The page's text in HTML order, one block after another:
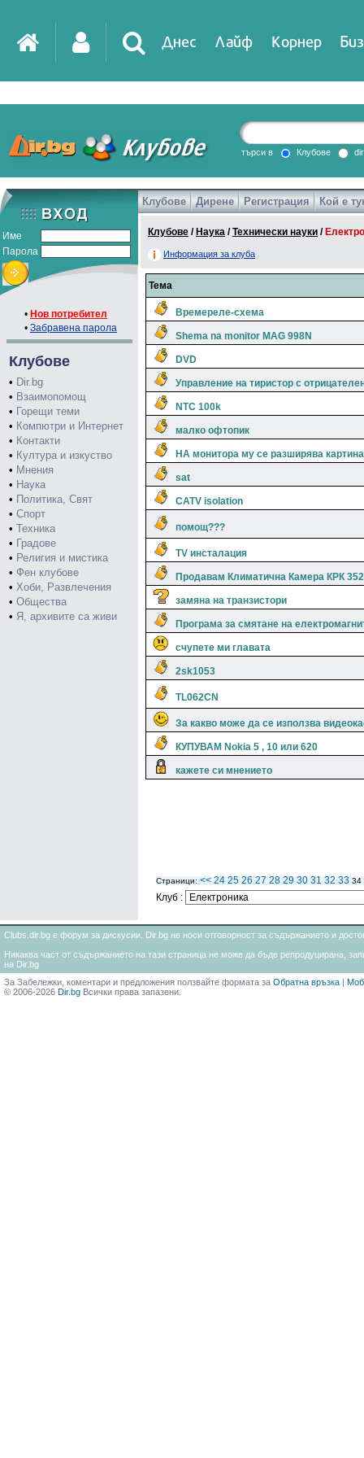
Днес Лайф Корнер
DirTV Impressio
Games
търси в Клубове
Име
Парола
• Нов потребител
• Забравена парола
Клубове
• Dir.bg
• Взаимопомощ
• Горещи теми
• Компютри и Интернет
• Контакти
• Култура и изкуство
• Мнения
• Наука
• Политика, Свят
• Спорт
• Техника
• Градове
• Религия и мистика
• Фен клубове
• Хоби, Развлечения
• Общества
• Я, архивите са живи
Клубове Дирене Регистрация Кой е
Клубове / Наука /Технически науки /
Информация за клуба
Тема
Времереле-схема
Shema na monitor MAG 998N
DVD
Управление на тиристор с
NTC 100k
малко офтопик
НА монитора му се разширява
sat
CATV isolation
помощ???
TV инсталация
Продавам Климатична Камера КРК
замяна на транзистори
Програма за смятане на
счупете ми главата
2sk1053
TL062CN
За какво може да се използва
КУПУВАМ Nokia 5 , 10 или 620
кажете си мнението
Страници: << 24 25 26 27 28 29 30 31 32 33 34
Клуб :
Clubs.dir.bg е форум за дискусии. Dir.bg не носи отговорност за съдържанието и
Никаква част от съдържанието на тази страница не може да бъде репродуцирана,
на Dir.bg
За Забележки, коментари и предложения ползвайте формата за Обратна връзка |
© 2006-2026 Dir.bg Всички права запазени.